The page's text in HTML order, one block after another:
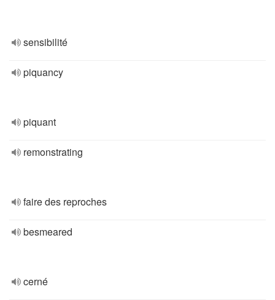
sensibilité
piquancy
piquant
remonstrating
faire des reproches
besmeared
cerné